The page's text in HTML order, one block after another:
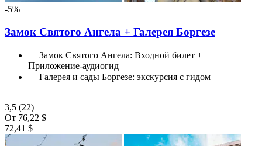
-5%
Замок Святого Ангела + Галерея Боргезе
Замок Святого Ангела: Входной билет +
Приложение-аудиогид
Галерея и сады Боргезе: экскурсия с гидом
3,5 (22)
От 76,22 $
72,41 $